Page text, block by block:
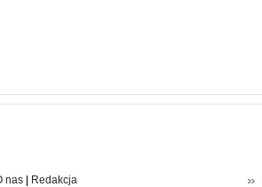
nas| Redakcja